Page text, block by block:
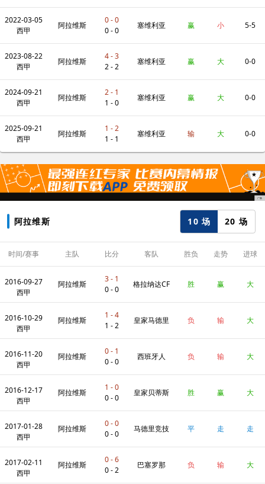
2022-03-05
西甲
阿拉维斯
0 - 0
0 - 0
塞维利亚 赢 小 5-5
2023-08-22
西甲
阿拉维斯
4 - 3
2 - 2
塞维利亚 赢 大 0-0
2024-09-21
西甲
阿拉维斯
2 - 1
1 - 0
塞维利亚 赢 大 0-0
2025-09-21
西甲
阿拉维斯
1 - 2
1 - 1
塞维利亚 输 大 0-0
阿拉维斯 10 场 20 场
时间/赛事 主队 比分 客队 胜负 走势 进球
2016-09-27
西甲
阿拉维斯
3 - 1
0 - 0
格拉纳达CF 胜 赢 大
2016-10-29
西甲
阿拉维斯
1 - 4
1 - 2
皇家马德里 负 输 大
2016-11-20
西甲
阿拉维斯
0 - 1
0 - 0
西班牙人 负 输 大
2016-12-17
西甲
阿拉维斯
1 - 0
0 - 0
皇家贝蒂斯 胜 赢 大
2017-01-28
西甲
阿拉维斯
0 - 0
0 - 0
马德里竞技 平 走 走
2017-02-11
西甲
阿拉维斯
0 - 6
0 - 2
巴塞罗那 负 输 大